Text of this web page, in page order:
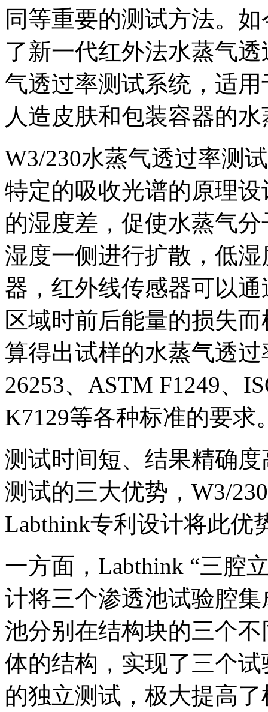
同等重要的测试方法。
了新一代红外法水蒸气
气透过率测试系统，适
人造皮肤和包装容器的
W3/230水蒸气透过率测
特定的吸收光谱的原理
的湿度差，促使水蒸气
湿度一侧进行扩散，低
器，红外线传感器可以
区域时前后能量的损失
算得出试样的水蒸气透
26253、ASTM F1249、
K7129等各种标准的要求
测试时间短、结果精确
测试的三大优势，W3/
Labthink专利设计将此优
一方面，Labthink “三腔
计将三个渗透池试验腔
池分别在结构块的三个
体的结构，实现了三个
的独立测试，极大提高